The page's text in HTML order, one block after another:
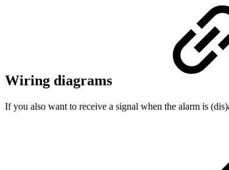
Wiring diagrams
If you also want to receive a signal when the alarm is